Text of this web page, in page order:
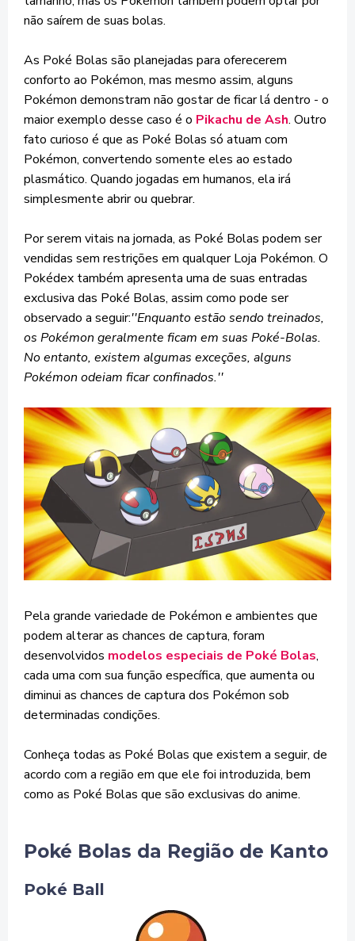
não saírem de suas bolas.
As Poké Bolas são planejadas para oferecerem
conforto ao Pokémon, mas mesmo assim, alguns
Pokémon demonstram não gostar de ficar lá dentro - o
maior exemplo desse caso é o Pikachu de Ash. Outro
fato curioso é que as Poké Bolas só atuam com
Pokémon, convertendo somente eles ao estado
plasmático. Quando jogadas em humanos, ela irá
simplesmente abrir ou quebrar.
Por serem vitais na jornada, as Poké Bolas podem ser
vendidas sem restrições em qualquer Loja Pokémon. O
Pokédex também apresenta uma de suas entradas
exclusiva das Poké Bolas, assim como pode ser
observado a seguir:''Enquanto estão sendo treinados,
os Pokémon geralmente ficam em suas Poké-Bolas.
No entanto, existem algumas exceções, alguns
Pokémon odeiam ficar confinados.''
Pela grande variedade de Pokémon e ambientes que
podem alterar as chances de captura, foram
desenvolvidos modelos especiais de Poké Bolas,
cada uma com sua função específica, que aumenta ou
diminui as chances de captura dos Pokémon sob
determinadas condições.
Conheça todas as Poké Bolas que existem a seguir, de
acordo com a região em que ele foi introduzida, bem
como as Poké Bolas que são exclusivas do anime.
Poké Bolas da Região de Kanto
Poké Ball